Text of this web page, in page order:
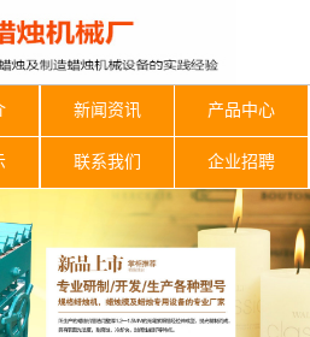
新闻资讯 产品中心
联系我们 企业招聘